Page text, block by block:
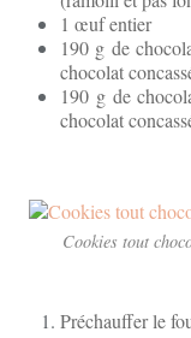
1 œuf entier
190 g de
chocolat
190 g de
chocolat
Cookies tout
Préchauffer le